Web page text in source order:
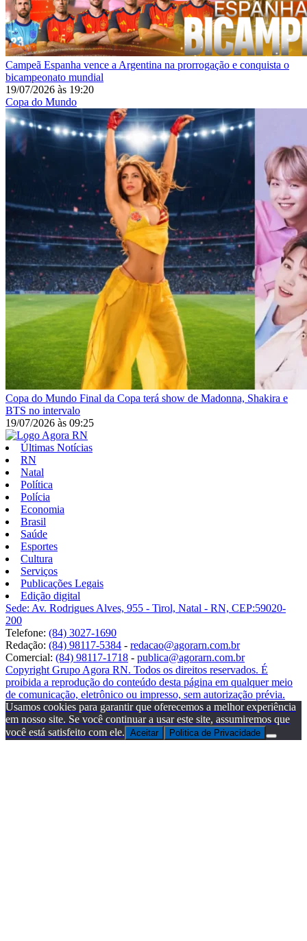
Campeã Espanha vence a Argentina na prorrogação e conquista o
bicampeonato mundial
19/07/2026 às 19:20
Copa do Mundo
Copa do Mundo Final da Copa terá show de Madonna, Shakira e
BTS no intervalo
19/07/2026 às 09:25
Últimas Notícias
RN
Natal
Política
Polícia
Economia
Brasil
Saúde
Esportes
Cultura
Serviços
Publicações Legais
Edição digital
Sede: Av. Rodrigues Alves, 955 - Tirol, Natal - RN, CEP:59020-
200
Telefone: (84) 3027-1690
Redação: (84) 98117-5384 - redacao@agorarn.com.br
Comercial: (84) 98117-1718 - publica@agorarn.com.br
Copyright Grupo Agora RN. Todos os direitos reservados. É
proibida a reprodução do conteúdo desta página em qualquer meio
de comunicação, eletrônico ou impresso, sem autorização prévia.
Usamos cookies para garantir que oferecemos a melhor experiência
em nosso site. Se você continuar a usar este site, assumiremos que
você está satisfeito com ele. Aceitar Politica de Privacidade